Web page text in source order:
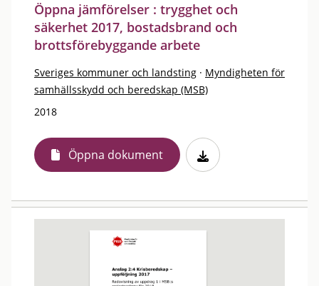
Öppna jämförelser : trygghet och
säkerhet 2017, bostadsbrand och
brottsförebyggande arbete
Sveriges kommuner och landsting · Myndigheten för
samhällsskydd och beredskap (MSB)
2018
Öppna dokument